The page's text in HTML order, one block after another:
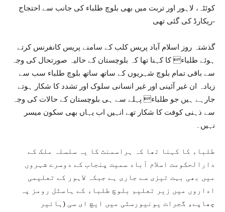
کوئٹہ، لاہور اور تربت میں بھی بلوچ طلباء کی جانب سے احتجاج
ریکارڈ کی گئی تھی-
گذشتہ روز اسلام آباد پریس کلب کے سامنے پریس کانفرنس کرتے
ہوئے طلباء کا کہنا تھا کہ بلوچستان کے حالیہ صورتحال کی وجہ
سے باقی تمام بلوچ شہریوں کے ساتھ ساتھ بلوچ طلباء سب سے
زیادہ ان غیر آئینی اور غیر انسانی سلوک اور تشدد کا شکار ہوتے
جارہے ہیں جو طلباء پہلے سے ہی بلوچستان کے حالات کی وجہ
سے ذہنی کوفت کا شکار تھے انہیں اب یہاں بھی سکون میسر
نہیں۔
طلباء کا کہنا تھا کہ ہراسمنٹ کا یہ سلسلہ ملک کے
دارالحکومت اسلام آباد سمیت پنجاب کے دوسرے شہروں
میں بھی بہت تیزی سے جاری ہے جبکہ لاہور کے تعلیمی
اداروں میں زیر تعلیم بلوچ طلباء کے ہاسٹل رومز پہ
چھاپے، گجرات یونیورسٹی میں ایچ ای سی (ہائیر